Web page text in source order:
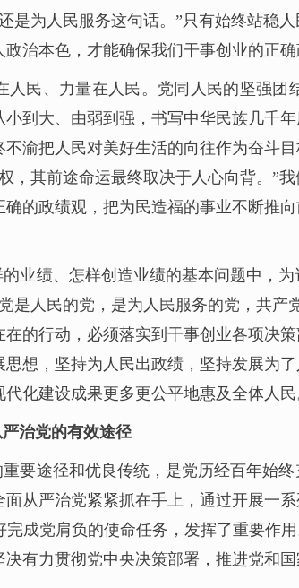
是为人民服务这句话。”只有始终站稳
治本色，才能确保我们干事创业的正确
民、力量在人民。党同人民的坚强
到大、由弱到强，书写中华民族几千
渝把人民对美好生活的向往作为奋斗
，其前途命运最终取决于人心向背。”
的政绩观，把为民造福的事业不断推
业绩、怎样创造业绩的基本问题中，
是人民的党，是为人民服务的党，共
的行动，必须落实到干事创业各项决
想，坚持为人民出政绩，坚持发展为
化建设成果更多更公平地惠及全体人民
治党的有效途径
要途径和优良传统，是党历经百年始
从严治党紧紧抓在手上，通过开展一
成党肩负的使命任务，发挥了重要作
有力贯彻党中央决策部署，推进党和